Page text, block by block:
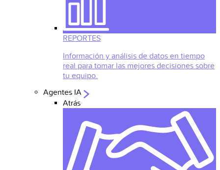
REPORTES
Información y análisis de datos en tiempo
real para tomar las mejores decisiones sobre
tu equipo.
Agentes IA
Atrás